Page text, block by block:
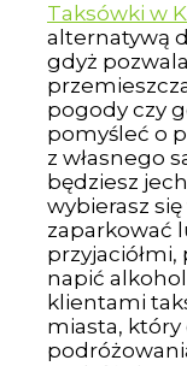
Taksówki w
alternatywą
gdyż
pogody czy
pomyśleć o
z własnego
będziesz
wybierasz
zaparkować
napić
klientami
miasta,